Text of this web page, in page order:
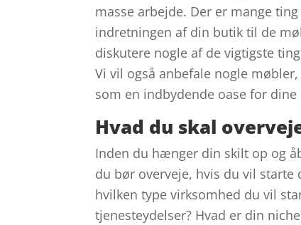
masse arbejde. Der er mange
indretningen af din butik til de
diskutere nogle af de vigtigste
Vi vil også anbefale nogle
som en indbydende oase for dine
Hvad du skal
Inden du hænger din skilt op og
du bør overveje, hvis du vil
hvilken type virksomhed du vil
tjenesteydelser? Hvad er din